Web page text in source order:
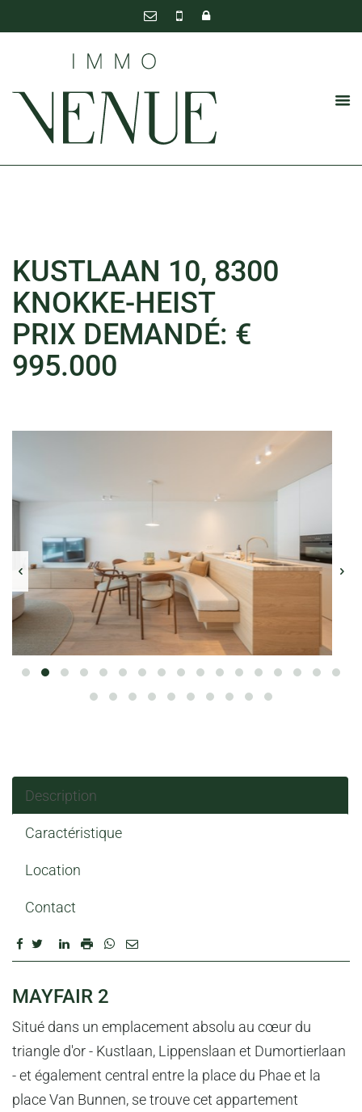
KUSTLAAN 10, 8300
KNOKKE-HEIST
PRIX DEMANDÉ: €
995.000
Description
Caractéristique
Location
Contact
DESCRIPTION
MAYFAIR 2
Situé dans un emplacement absolu au cœur du
triangle d'or - Kustlaan, Lippenslaan et Dumortierlaan
- et également central entre la place du Phae et la
place Van Bunnen, se trouve cet appartement